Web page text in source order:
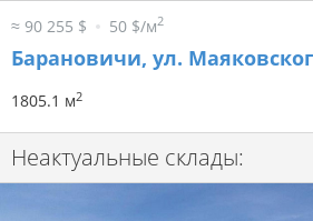
≈ 90 255 $ 50 $/м2
Барановичи, ул.
1805.1 м2
Неактуальные склады: